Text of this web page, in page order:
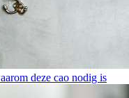
deze cao nodig is